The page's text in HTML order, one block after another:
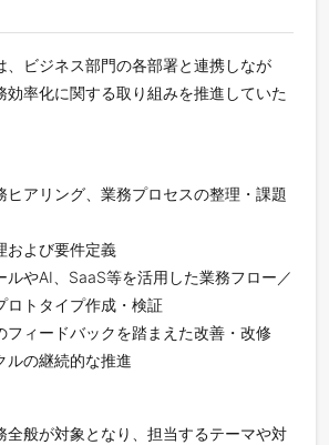
ビジネス部門の各部署と連携しなが
効率化に関する取り組みを推進していた
ヒアリング、業務プロセスの整理・課題
および要件定義
ルやAI、SaaS等を活用した業務フロー／
ロトタイプ作成・検証
フィードバックを踏まえた改善・改修
ルの継続的な推進
全般が対象となり、担当するテーマや対